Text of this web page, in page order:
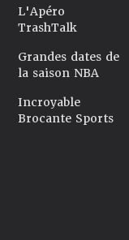
L'Apéro
TrashTalk
Grandes dates de
la saison NBA
Incroyable
Brocante Sports